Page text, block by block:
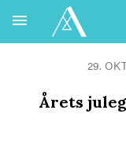
29.
Årets